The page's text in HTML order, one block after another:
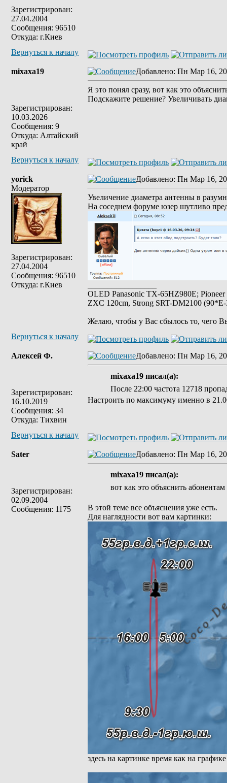
Зарегистрирован:
27.04.2004
Сообщения: 96510
Откуда: г.Киев
Вернуться к началу
mixaxa19
Зарегистрирован:
10.03.2026
Сообщения: 9
Откуда: Алтайский
край
Добавлено: Пн Мар 16,
Я это понял сразу, вот как это
Подскажите решение? Увеличивать
Вернуться к началу
yorick
Модератор
Зарегистрирован:
27.04.2004
Сообщения: 96510
Откуда: г.Киев
Добавлено: Пн Мар 16,
Увеличение диаметра антенны в
На соседнем форуме юзер шутливо
OLED Panasonic TX-65HZ980E;
ZXC 120cm, Strong SRT-DM2100
Желаю, чтобы у Вас сбылось то, чего
Вернуться к началу
Алексей Ф.
Зарегистрирован:
16.10.2019
Сообщения: 34
Откуда: Тихвин
Добавлено: Пн Мар 16,
mixaxa19 писал(а):
После 22:00 частота 12718
Настроить по максимуму именно в
Вернуться к началу
Sater
Зарегистрирован:
02.09.2004
Сообщения: 1175
Добавлено: Пн Мар 16,
mixaxa19 писал(а):
вот как это объяснить
В этой теме все объяснения уже есть.
Для наглядности вот вам картинки:
здесь на картинке время как на